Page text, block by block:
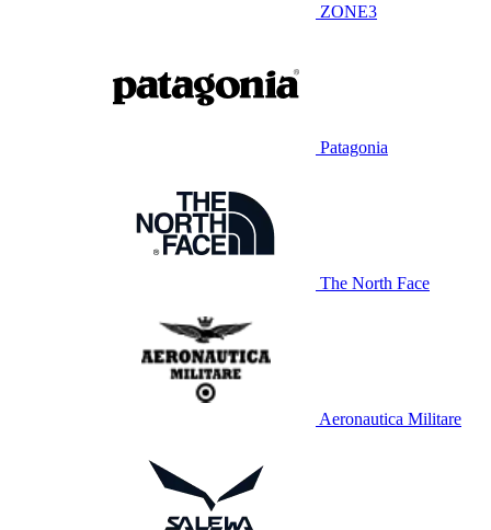
ZONE3
Patagonia
The North Face
Aeronautica Militare